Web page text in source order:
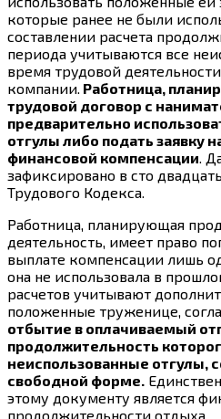
которые ранее не были
составлении расчета
периода учитываются все
время трудовой
компании. Работница,
трудовой договор с
предварительно
отгулы либо подать заявку
финансовой компенсации.
зафиксировано в сто
Трудового Кодекса.
Работница, планирующая
деятельность, имеет право
выплате компенсации лишь
она не использовала в
расчетов учитывают
положенные труженице,
отбытие в оплачиваемый
продолжительность
неиспользованные отгулы,
свободной форме.
этому документу является
продолжительности отдыха.